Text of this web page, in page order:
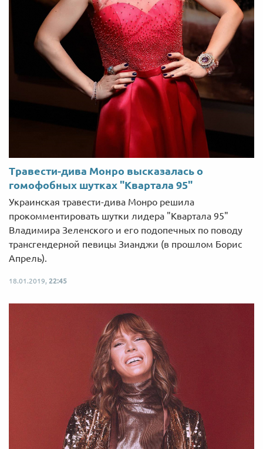
Травести-дива Монро высказалась о
гомофобных шутках "Квартала 95"
Украинская травести-дива Монро решила
прокомментировать шутки лидера "Квартала 95"
Владимира Зеленского и его подопечных по поводу
трансгендерной певицы Зианджи (в прошлом Борис
Апрель).
18.01.2019, 22:45